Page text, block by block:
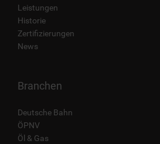
Leistungen
Historie
Zertifizierungen
News
Branchen
Deutsche Bahn
ÖPNV
Öl & Gas